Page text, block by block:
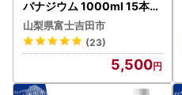
バナジウム 1000ml 15本(
ストレート) 炭酸
山梨県富士吉田市
(23)
5,500